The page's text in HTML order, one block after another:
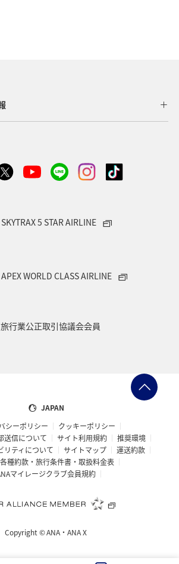
ルメ マイルを使う ライフ
SKYTRAX 5 STAR AIRLINE
APEX WORLD CLASS AIRLINE
旅行業公正取引協議会会員
JAPAN
シーポリシー
クッキーポリシー
送信について
サイト利用規約
推奨環境
リティについて
サイトマップ
運送約款
種約款・旅行条件書・取扱料金表
マイレージクラブ会員規約
Copyright ©ANA・ANA X